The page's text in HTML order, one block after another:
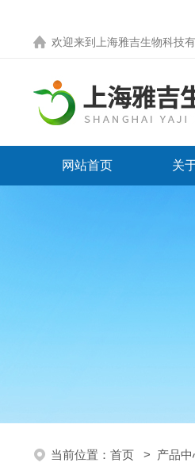
欢迎来到 上海雅吉生物科技
网站首页 关
当前位置： 首页 > 产品